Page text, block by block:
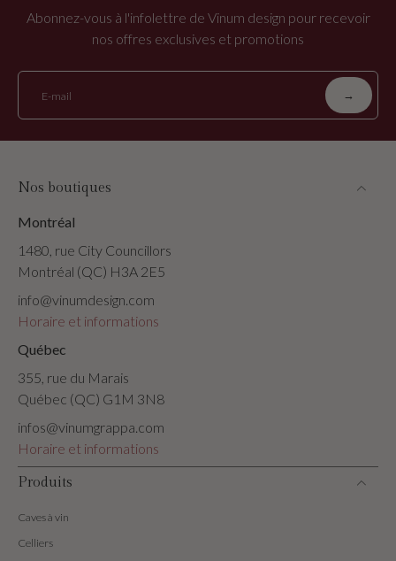
Abonnez-vous à l'infolettre de Vinum design pour recevoir
nos offres exclusives et promotions
E-mail →
Nos boutiques
Montréal
1480, rue City Councillors
Montréal (QC) H3A 2E5
info@vinumdesign.com
Horaire et informations
Québec
355, rue du Marais
Québec (QC) G1M 3N8
infos@vinumgrappa.com
Horaire et informations
Produits
Caves à vin
Celliers